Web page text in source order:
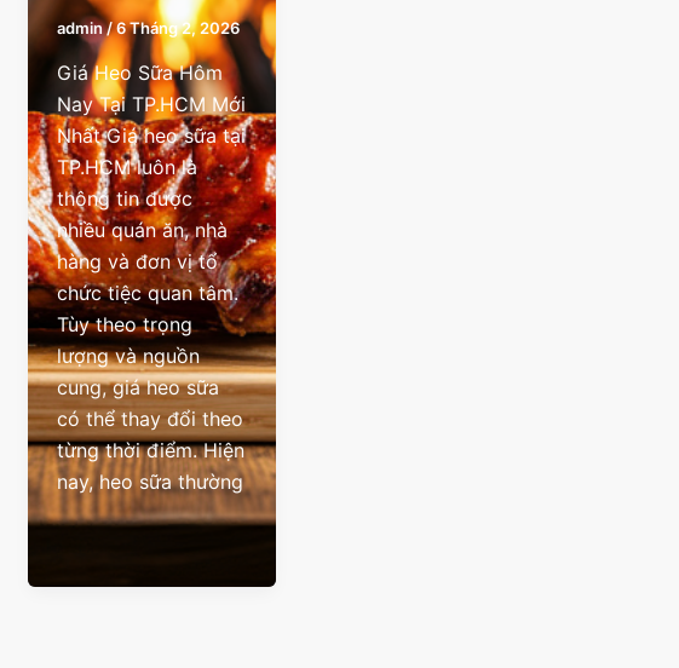
admin/6 Tháng 2, 2026
Giá Heo Sữa Hôm
Nay Tại TP.HCM Mới
Nhất Giá heo sữa tại
TP.HCM luôn là
thông tin được
nhiều quán ăn, nhà
hàng và đơn vị tổ
chức tiệc quan tâm.
Tùy theo trọng
lượng và nguồn
cung, giá heo sữa
có thể thay đổi theo
từng thời điểm. Hiện
nay, heo sữa thường